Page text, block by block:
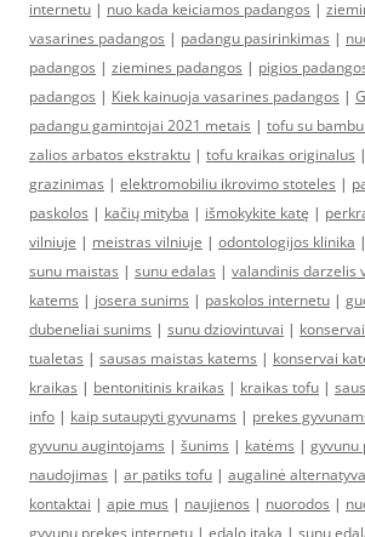
internetu | nuo kada keiciamos padangos |
vasarines padangos | padangu pasirinkimas |
padangos | ziemines padangos | pigios
padangos | Kiek kainuoja vasarines padangos |
padangu gamintojai 2021 metais | tofu su
zalios arbatos ekstraktu | tofu kraikas originalus |
grazinimas | elektromobiliu ikrovimo stoteles |
paskolos | kačių mityba | išmokykite katę |
vilniuje | meistras vilniuje | odontologijos klinika |
sunu maistas | sunu edalas | valandinis darzelis
katems | josera sunims | paskolos internetu |
dubeneliai sunims | sunu dziovintuvai |
tualetas | sausas maistas katems | konservai
kraikas | bentonitinis kraikas | kraikas tofu |
info | kaip sutaupyti gyvunams | prekes
gyvunu augintojams | šunims | katėms | gyvunu
naudojimas | ar patiks tofu | augalinė alternatyva
kontaktai | apie mus | naujienos | nuorodos |